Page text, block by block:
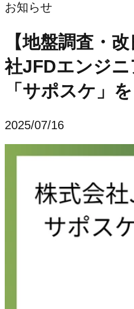
お知らせ
【地盤調査・
社JFDエンジ
「サポスケ」
2025/07/16